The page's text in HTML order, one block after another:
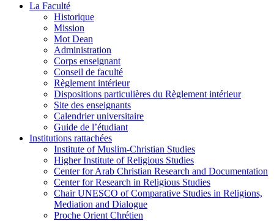
La Faculté
Historique
Mission
Mot Dean
Administration
Corps enseignant
Conseil de faculté
Règlement intérieur
Dispositions particulières du Règlement intérieur
Site des enseignants
Calendrier universitaire
Guide de l’étudiant
Institutions rattachées
Institute of Muslim-Christian Studies
Higher Institute of Religious Studies
Center for Arab Christian Research and Documentation
Center for Research in Religious Studies
Chair UNESCO of Comparative Studies in Religions,
Mediation and Dialogue
Proche Orient Chrétien